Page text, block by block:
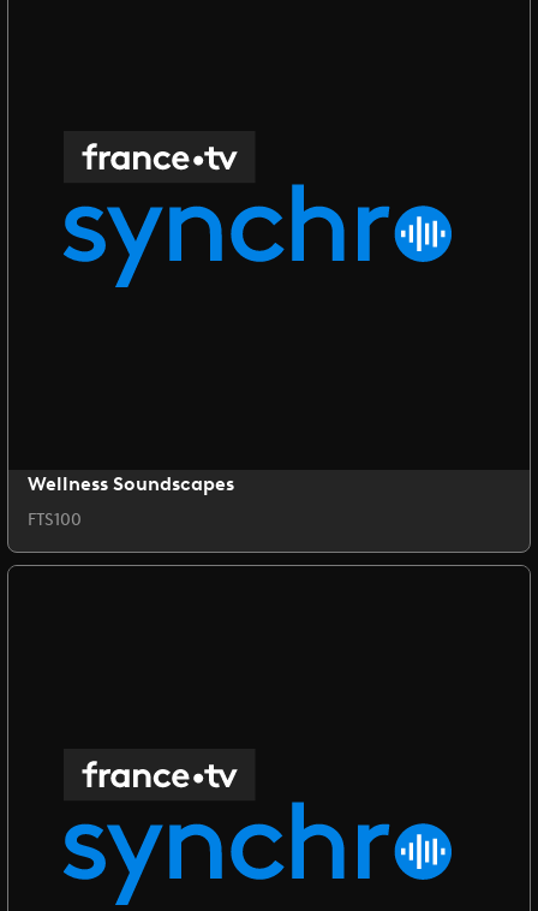
Wellness Soundscapes
FTS100